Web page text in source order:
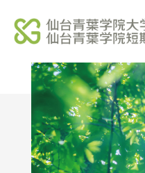
オープンキャ
ンパス
学校法人北杜学園